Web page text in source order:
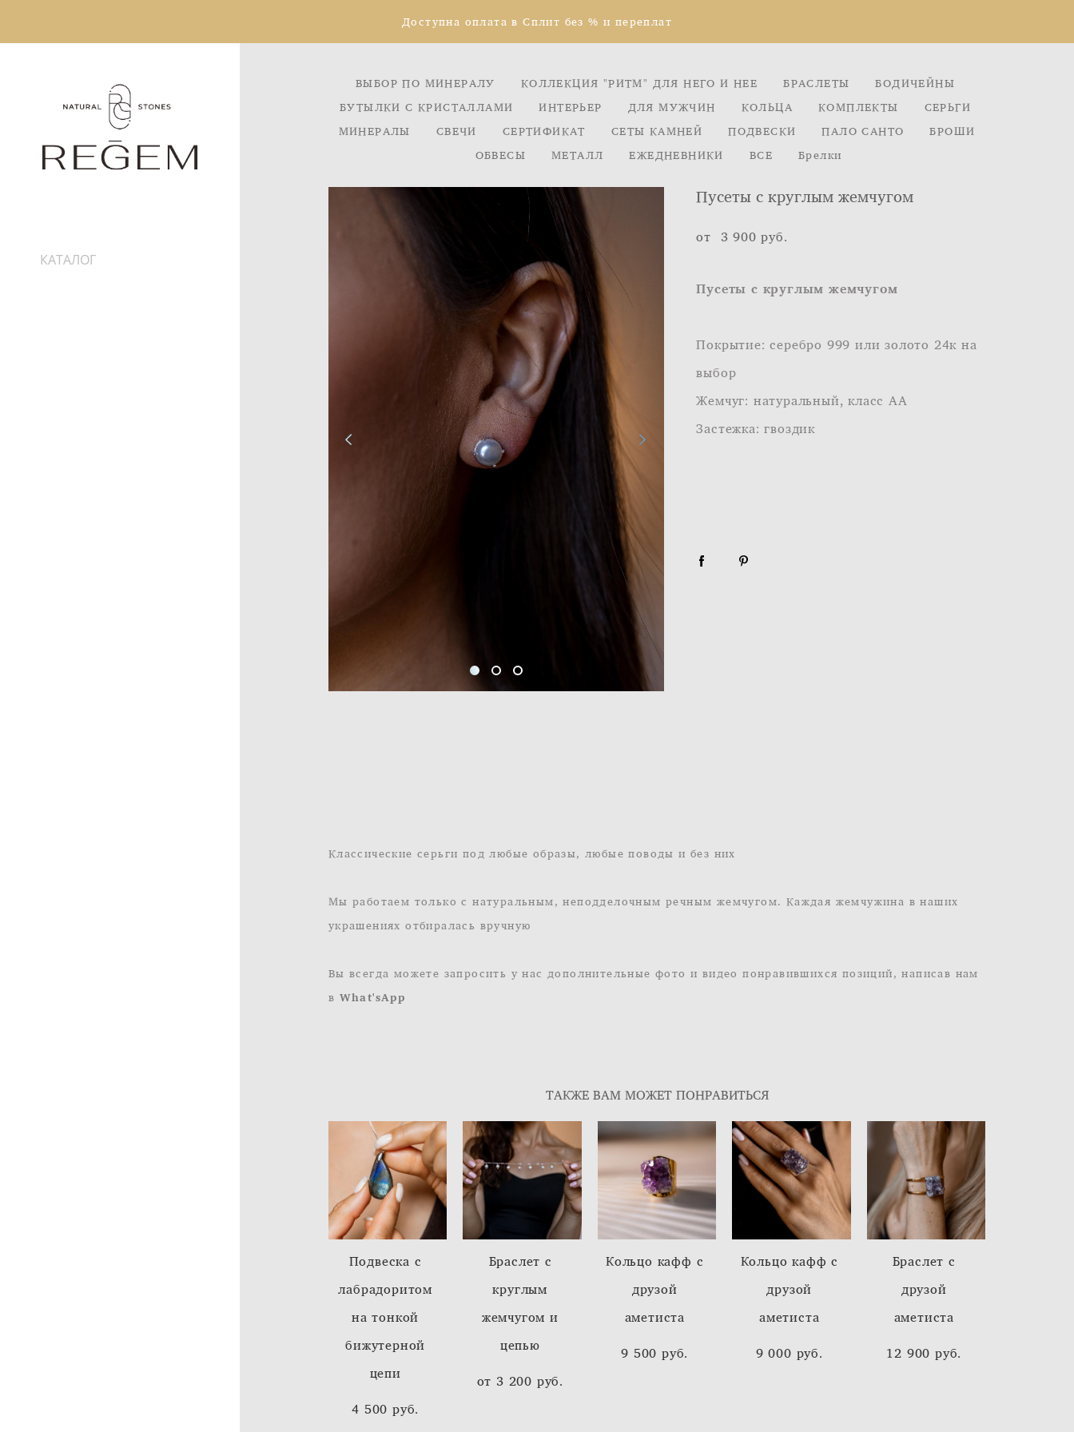
Доступна оплата в Сплит без % и переплат
КАТАЛОГ
ВЫБОР ПО МИНЕРАЛУ КОЛЛЕКЦИЯ "РИТМ" ДЛЯ НЕГО И НЕЕ БРАСЛЕТЫ
БОДИЧЕЙНЫ
БУТЫЛКИ С КРИСТАЛЛАМИ
ИНТЕРЬЕР ДЛЯ МУЖЧИН КОЛЬЦА КОМПЛЕКТЫ
СЕРЬГИ
МИНЕРАЛЫ
СВЕЧИ СЕРТИФИКАТ СЕТЫ КАМНЕЙ ПОДВЕСКИ ПАЛО САНТО
БРОШИ
ОБВЕСЫ
МЕТАЛЛ ЕЖЕДНЕВНИКИ ВСЕ Брелки
Пусеты с круглым жемчугом
от 3 900 pуб.
Пусеты с круглым жемчугом
Покрытие: серебро 999 или золото 24к на
выбор
Жемчуг: натуральный, класс АА
Застежка: гвоздик
Классические серьги под любые образы, любые поводы и без них
Мы работаем только с натуральным, неподделочным речным жемчугом. Каждая жемчужина в наших
украшениях отбиралась вручную
Вы всегда можете запросить у нас дополнительные фото и видео понравившихся позиций, написав нам
в What'sApp
ТАКЖЕ ВАМ МОЖЕТ ПОНРАВИТЬСЯ
Подвеска с
лабрадоритом
на тонкой
бижутерной
цепи
4 500 pуб.
Браслет c
круглым
жемчугом и
цепью
от 3 200 pуб.
Кольцо кафф с
друзой
аметиста
9 500 pуб.
Кольцо кафф с
друзой
аметиста
9 000 pуб.
Браслет с
друзой
аметиста
12 900 pуб.